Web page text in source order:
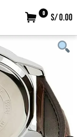
0 S/ 0.00